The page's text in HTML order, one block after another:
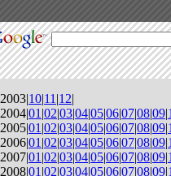
2003|10|11 |12|
2004|01 |02|03|04|05|06|07|08|09|
2005|01 |02|03|04|05|06|07|08|09|
2006|01 |02|03|04|05|06|07|08|09|
2007|01 |02|03|04|05|06|07|08|09|
2008|01 |02|03|04|05|06|07|08|09|